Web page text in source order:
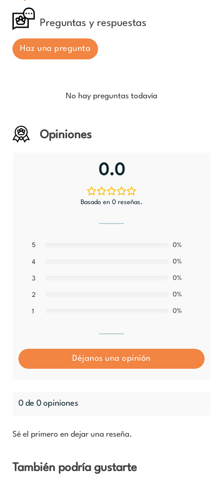
Preguntas y respuestas
Haz una pregunta
No hay preguntas todavía
Opiniones
0.0
Basado en 0 reseñas.
5 0%
4 0%
3 0%
2 0%
1 0%
Déjanos una opinión
0 de 0 opiniones
Sé el primero en dejar una reseña.
También podría gustarte